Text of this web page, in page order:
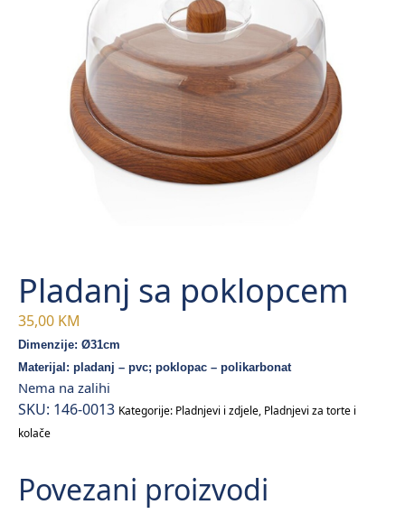
Pladanj sa poklopcem
35,00 KM
Dimenzije: Ø31cm
Materijal: pladanj – pvc; poklopac – polikarbonat
Nema na zalihi
SKU: 146-0013 Kategorije: Pladnjevi i zdjele, Pladnjevi za torte i
kolače
Povezani proizvodi